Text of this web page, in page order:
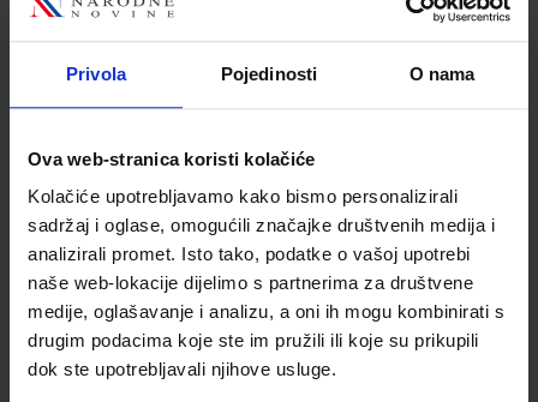
Privola Pojedinosti O nama
Ova web-stranica koristi kolačiće
Kolačiće upotrebljavamo kako bismo personalizirali
sadržaj i oglase, omogućili značajke društvenih medija i
analizirali promet. Isto tako, podatke o vašoj upotrebi
naše web-lokacije dijelimo s partnerima za društvene
medije, oglašavanje i analizu, a oni ih mogu kombinirati s
drugim podacima koje ste im pružili ili koje su prikupili
dok ste upotrebljavali njihove usluge.
Jedinična mjera
kom